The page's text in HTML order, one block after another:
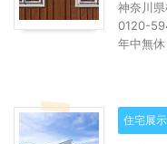
神奈川
0120-
年中無休
住宅展